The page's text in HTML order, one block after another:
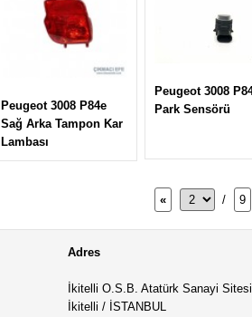
Peugeot 3008 P84e
Sağ Arka Tampon Kar
Lambası
Peugeot 3008
Park Sensörü
« / 9
Adres
İkitelli O.S.B. Atatürk Sanayi
İkitelli / İSTANBUL